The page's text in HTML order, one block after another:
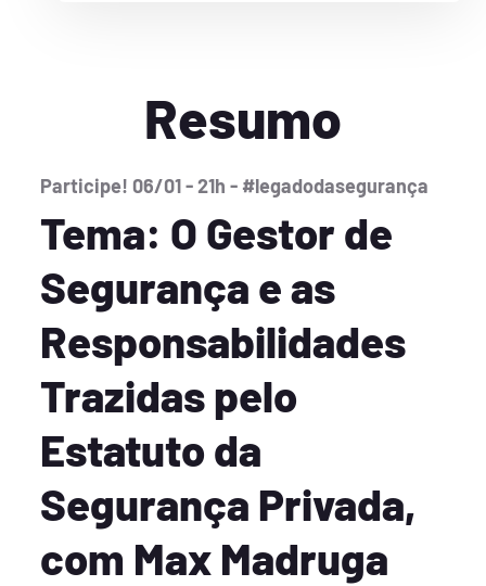
Resumo
Participe! 06/01 - 21h - #legadodasegurança
Tema: O Gestor de
Segurança e as
Responsabilidades
Trazidas pelo
Estatuto da
Segurança Privada,
com Max Madruga